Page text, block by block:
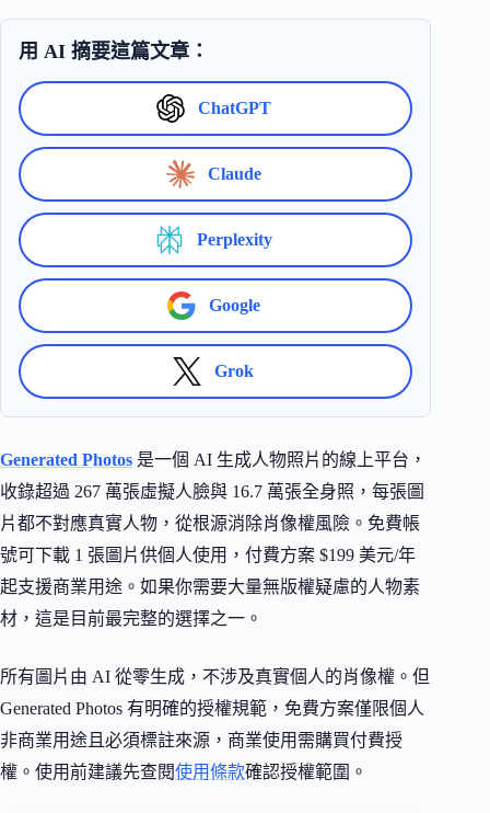
用 AI 摘要這篇文章：
ChatGPT
Claude
Perplexity
Google
Grok
Generated Photos 是一個 AI 生成人物照片的線上平台，
收錄超過 267 萬張虛擬人臉與 16.7 萬張全身照，每張圖
片都不對應真實人物，從根源消除肖像權風險。免費帳
號可下載 1 張圖片供個人使用，付費方案 $199 美元/年
起支援商業用途。如果你需要大量無版權疑慮的人物素
材，這是目前最完整的選擇之一。
所有圖片由 AI 從零生成，不涉及真實個人的肖像權。但
Generated Photos 有明確的授權規範，免費方案僅限個人
非商業用途且必須標註來源，商業使用需購買付費授
權。使用前建議先查閱使用條款確認授權範圍。